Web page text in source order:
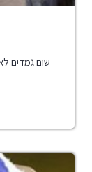
שום גמדים